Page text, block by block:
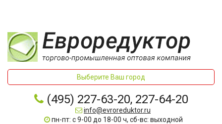
Выберите Ваш город
(495) 227-63-20, 227-64-20
info@evroreduktor.ru
пн-пт: с 9-00 до 18-00 ч, сб-вс: выходной